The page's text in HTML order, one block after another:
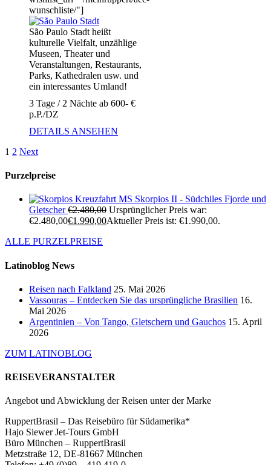
wunschliste/"]
São Paulo Stadt heißt
kulturelle Vielfalt, unzählige
Museen, Theater und
Veranstaltungen, Restaurants,
Parks, Kathedralen usw. und
ein interessantes Umland!
3 Tage / 2 Nächte ab 600- €
p.P./DZ
DETAILS ANSEHEN
1 2 Next
Purzelpreise
Kreuzfahrt MS Skorpios II - Südchiles Fjorde und
Gletscher €2.480,00 Ursprünglicher Preis war:
€2.480,00€1.990,00Aktueller Preis ist: €1.990,00.
ALLE PURZELPREISE
Latinoblog News
Reisen nach Falkland 25. Mai 2026
Vassouras – Entdecken Sie das ursprüngliche Brasilien 16.
Mai 2026
Argentinien – Von Tango, Gletschern und Gauchos 15. April
2026
ZUM LATINOBLOG
REISEVERANSTALTER
Angebot und Abwicklung der Reisen unter der Marke
RuppertBrasil – Das Reisebüro für Südamerika*
Hajo Siewer Jet-Tours GmbH
Büro München – RuppertBrasil
Metzstraße 12, DE-81667 München